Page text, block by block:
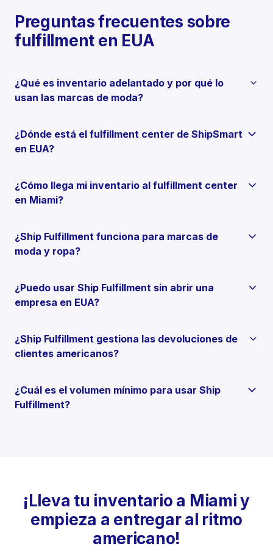
Preguntas frecuentes sobre
fulfillment en EUA
¿Qué es inventario adelantado y por qué lo
usan las marcas de moda?
¿Dónde está el fulfillment center de ShipSmart
en EUA?
¿Cómo llega mi inventario al fulfillment center
en Miami?
¿Ship Fulfillment funciona para marcas de
moda y ropa?
¿Puedo usar Ship Fulfillment sin abrir una
empresa en EUA?
¿Ship Fulfillment gestiona las devoluciones de
clientes americanos?
¿Cuál es el volumen mínimo para usar Ship
Fulfillment?
¡Lleva tu inventario a Miami y
empieza a entregar al ritmo
americano!